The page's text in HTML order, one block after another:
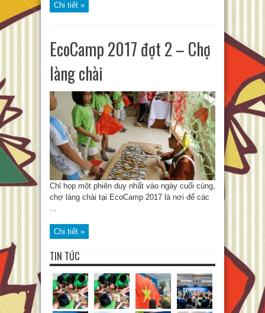
Chi tiết »
EcoCamp 2017 đợt 2 – Chợ
làng chài
Chỉ họp một phiên duy nhất vào ngày cuối cùng,
chợ làng chài tại EcoCamp 2017 là nơi để các
Chi tiết »
TIN TỨC